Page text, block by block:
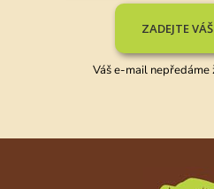
ZADEJTE
Váš e-mail